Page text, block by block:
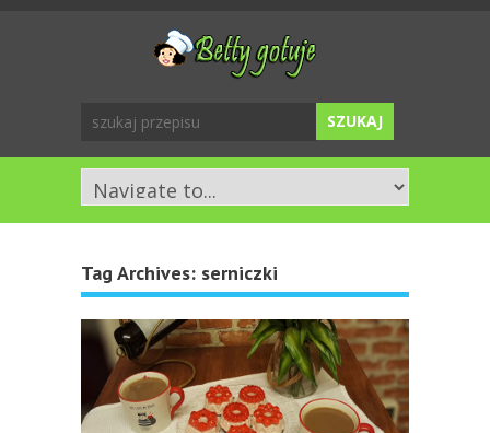
Tag Archives: serniczki